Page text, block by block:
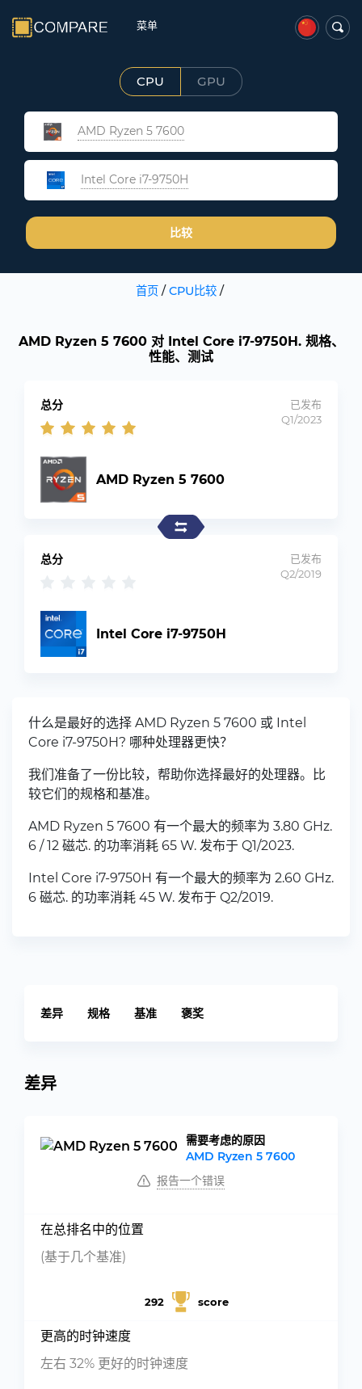
菜单
CPU GPU
AMD Ryzen 5 7600
Intel Core i7-9750H
比较
首页/ CPU比较/
AMD Ryzen 5 7600 对 Intel Core i7-9750H. 规格、
性能、测试
总分
已发布
Q1/2023
AMD Ryzen 5 7600
已发布
Q2/2019
总分
Intel Core i7-9750H
什么是最好的选择 AMD Ryzen 5 7600 或 Intel
Core i7-9750H? 哪种处理器更快？
我们准备了一份比较，帮助你选择最好的处理器。比
较它们的规格和基准。
AMD Ryzen 5 7600 有一个最大的频率为 3.80 GHz.
6 / 12 磁芯. 的功率消耗 65 W. 发布于 Q1/2023.
Intel Core i7-9750H 有一个最大的频率为 2.60 GHz.
6 磁芯. 的功率消耗 45 W. 发布于 Q2/2019.
差异 规格 基准 褒奖
差异
需要考虑的原因
AMD Ryzen 5 7600
报告一个错误
在总排名中的位置
(基于几个基准)
292 score
更高的时钟速度
左右 32% 更好的时钟速度